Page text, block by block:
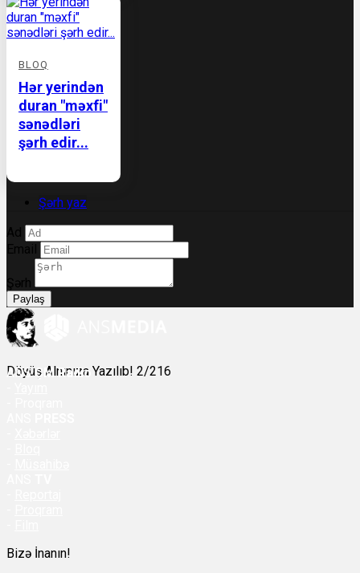
BLOQ
Hər yerindən
duran "məxfi"
sənədləri
şərh edir...
Şərh yaz
Ad
Email
Şərh
Paylaş
Döyüş Alnınıza Yazılıb! 2/216
ANSÇM Radio
Bizə İnanın!